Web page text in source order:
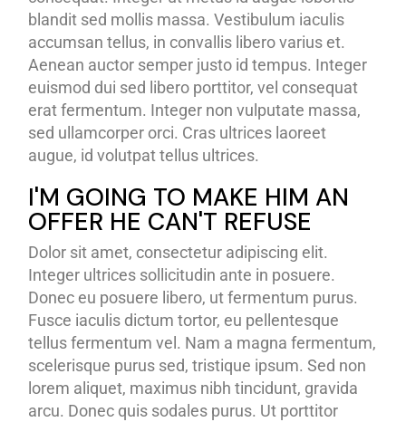
blandit sed mollis massa. Vestibulum iaculis
accumsan tellus, in convallis libero varius et.
Aenean auctor semper justo id tempus. Integer
euismod dui sed libero porttitor, vel consequat
erat fermentum. Integer non vulputate massa,
sed ullamcorper orci. Cras ultrices laoreet
augue, id volutpat tellus ultrices.
I'M GOING TO MAKE HIM AN
OFFER HE CAN'T REFUSE
Dolor sit amet, consectetur adipiscing elit.
Integer ultrices sollicitudin ante in posuere.
Donec eu posuere libero, ut fermentum purus.
Fusce iaculis dictum tortor, eu pellentesque
tellus fermentum vel. Nam a magna fermentum,
scelerisque purus sed, tristique ipsum. Sed non
lorem aliquet, maximus nibh tincidunt, gravida
arcu. Donec quis sodales purus. Ut porttitor